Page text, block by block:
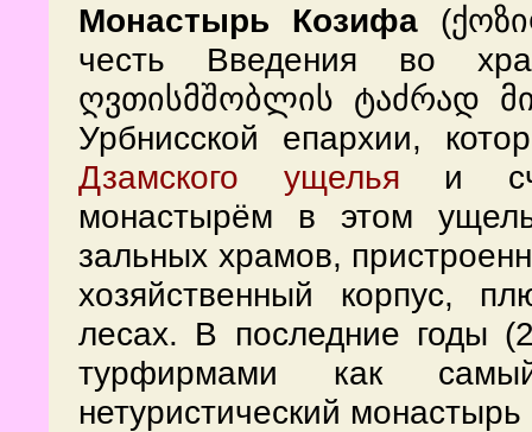
Монастырь Козифа
честь Введения во
ღვთისმშობლის ტაძრად
Урбнисской епархии,
Дзамского ущелья и
монастырём в этом
зальных храмов,
хозяйственный корпус,
лесах. В последние годы
турфирмами как
нетуристический монастырь